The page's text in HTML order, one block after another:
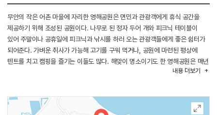
무안의 작은 어촌 마을에 자리한 영해공원은 면민과 관광객에게 휴식 공간을
제공하기 위해 조성된 공원이다. 나무로 된 정자 두어 개와 피크닉 테이블이
있어 주말이나 공휴일에 피크닉과 낚시를 하러 오는 관광객들에게 좋은 쉼터가
되어준다. 가벼운 취사가 가능해 고기를 구워 먹거나, 공원에 마련된 평상에
텐트를 치고 캠핑을 즐기는 이들도 많다. 해맞이 명소이기도 한 영해공원은 매년
새해가 되면 면에서 주최하는 해맞이 행사가 열려, 군민과 관광객들의 발걸음이
내용 더보기